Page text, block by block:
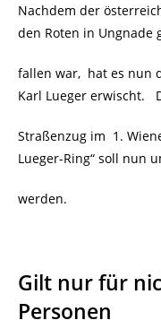
Nachdem der
den Roten in Ungnade
fallen war, hat es nun
Karl Lueger erwischt.
Straßenzug im 1.
Lueger-Ring“ soll nun
werden.
Gilt nur für
Personen